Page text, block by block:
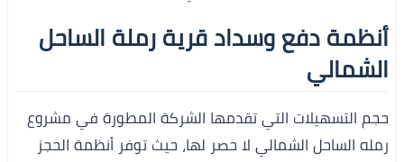
أنظمة دفع وسداد قرية رملة الساحل
الشمالي
حجم التسهيلات التي تقدمها الشركة المطورة في مشروع
رمله الساحل الشمالي لا حصر لها، حيث توفر أنظمة الحجز